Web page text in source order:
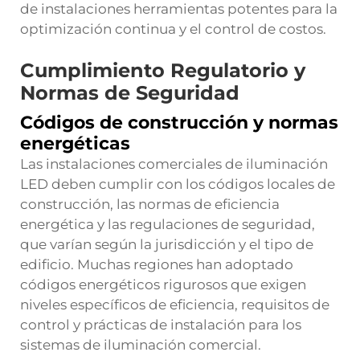
de instalaciones herramientas potentes para la
optimización continua y el control de costos.
Cumplimiento Regulatorio y
Normas de Seguridad
Códigos de construcción y normas
energéticas
Las instalaciones comerciales de iluminación
LED deben cumplir con los códigos locales de
construcción, las normas de eficiencia
energética y las regulaciones de seguridad,
que varían según la jurisdicción y el tipo de
edificio. Muchas regiones han adoptado
códigos energéticos rigurosos que exigen
niveles específicos de eficiencia, requisitos de
control y prácticas de instalación para los
sistemas de iluminación comercial.